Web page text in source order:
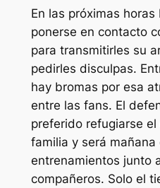
En las próximas
ponerse en contacto
para transmitirles su
pedirles disculpas.
hay bromas por esa
entre las fans. El
preferido refugiarse
familia y será
entrenamientos junto
compañeros. Solo el